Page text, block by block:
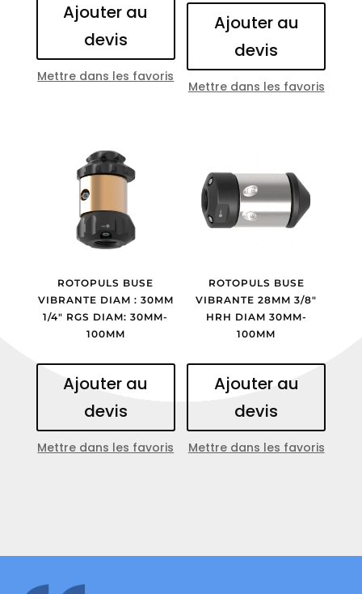
Ajouter au
devis
Mettre dans les favoris
Ajouter au
devis
Mettre dans les favoris
ROTOPULS BUSE
VIBRANTE DIAM : 30MM
1/4″ RGS DIAM: 30MM-
100MM
Ajouter au
devis
Mettre dans les favoris
ROTOPULS BUSE
VIBRANTE 28MM 3/8″
HRH DIAM 30MM-
100MM
Ajouter au
devis
Mettre dans les favoris